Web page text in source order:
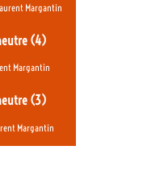
Margantin
(4)
Margantin
(3)
Margantin